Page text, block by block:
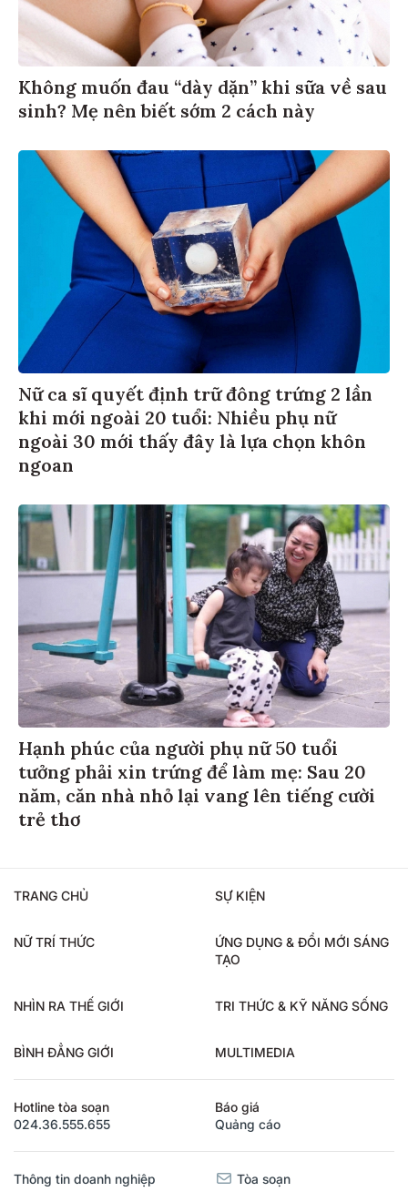
Không muốn đau “dày dặn” khi sữa về sau
sinh? Mẹ nên biết sớm 2 cách này
Nữ ca sĩ quyết định trữ đông trứng 2 lần
khi mới ngoài 20 tuổi: Nhiều phụ nữ
ngoài 30 mới thấy đây là lựa chọn khôn
ngoan
Hạnh phúc của người phụ nữ 50 tuổi
tưởng phải xin trứng để làm mẹ: Sau 20
năm, căn nhà nhỏ lại vang lên tiếng cười
trẻ thơ
TRANG CHỦ SỰ KIỆN
NỮ TRÍ THỨC
ỨNG DỤNG & ĐỔI MỚI SÁNG
TẠO
NHÌN RA THẾ GIỚI TRI THỨC & KỸ NĂNG SỐNG
BÌNH ĐẲNG GIỚI MULTIMEDIA
Hotline tòa soạn
024.36.555.655
Báo giá
Quảng cáo
Thông tin doanh nghiệp Tòa soạn